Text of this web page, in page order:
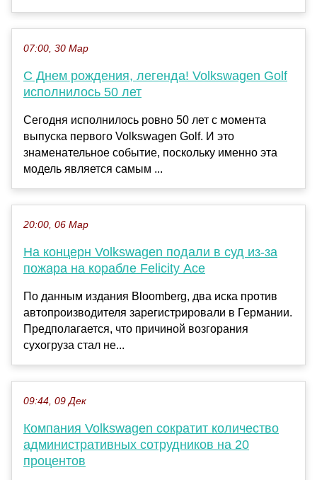
07:00, 30 Мар
С Днем рождения, легенда! Volkswagen Golf
исполнилось 50 лет
Сегодня исполнилось ровно 50 лет с момента
выпуска первого Volkswagen Golf. И это
знаменательное событие, поскольку именно эта
модель является самым ...
20:00, 06 Мар
На концерн Volkswagen подали в суд из-за
пожара на корабле Felicity Ace
По данным издания Bloomberg, два иска против
автопроизводителя зарегистрировали в Германии.
Предполагается, что причиной возгорания
сухогруза стал не...
09:44, 09 Дек
Компания Volkswagen сократит количество
административных сотрудников на 20
процентов